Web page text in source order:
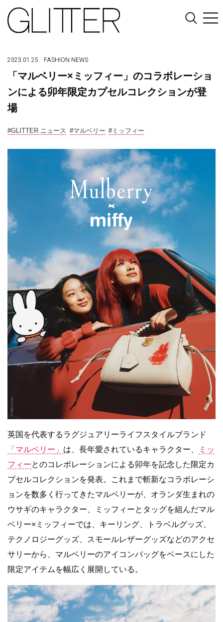
2023.01.25 FASHION NEWS
「マルベリー×ミッフィー」のコラボレーショ
ンによる卯年限定カプセルコレクションが登
場
#GLITTER ニュース #マルベリー #ミッフィー
英国を代表するラグジュアリーライフスタイルブランド
「マルベリー」 は、長年愛されているキャラクター、
ミッ
フィーとのコレボレーションによる卯年を記念した限定カ
プセルコレクションを発表。これまで斬新なコラボレーシ
ョンを数多く行ってきたマルベリーが、オランダ生まれの
ウサギのキャラクター、ミッフィーとタッグを組んだマル
ベリー×ミッフィーでは、キーリング、トラベルグッズ、
テクノロジーグッズ、スモールレザーグッズなどのアクセ
サリーから、マルベリーのアイコンバッグをベースにした
限定アイテムを幅広く展開している。